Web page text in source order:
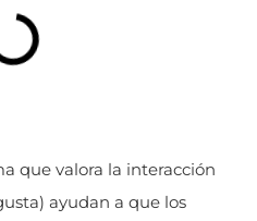
que valora la interacción
ayudan a que los